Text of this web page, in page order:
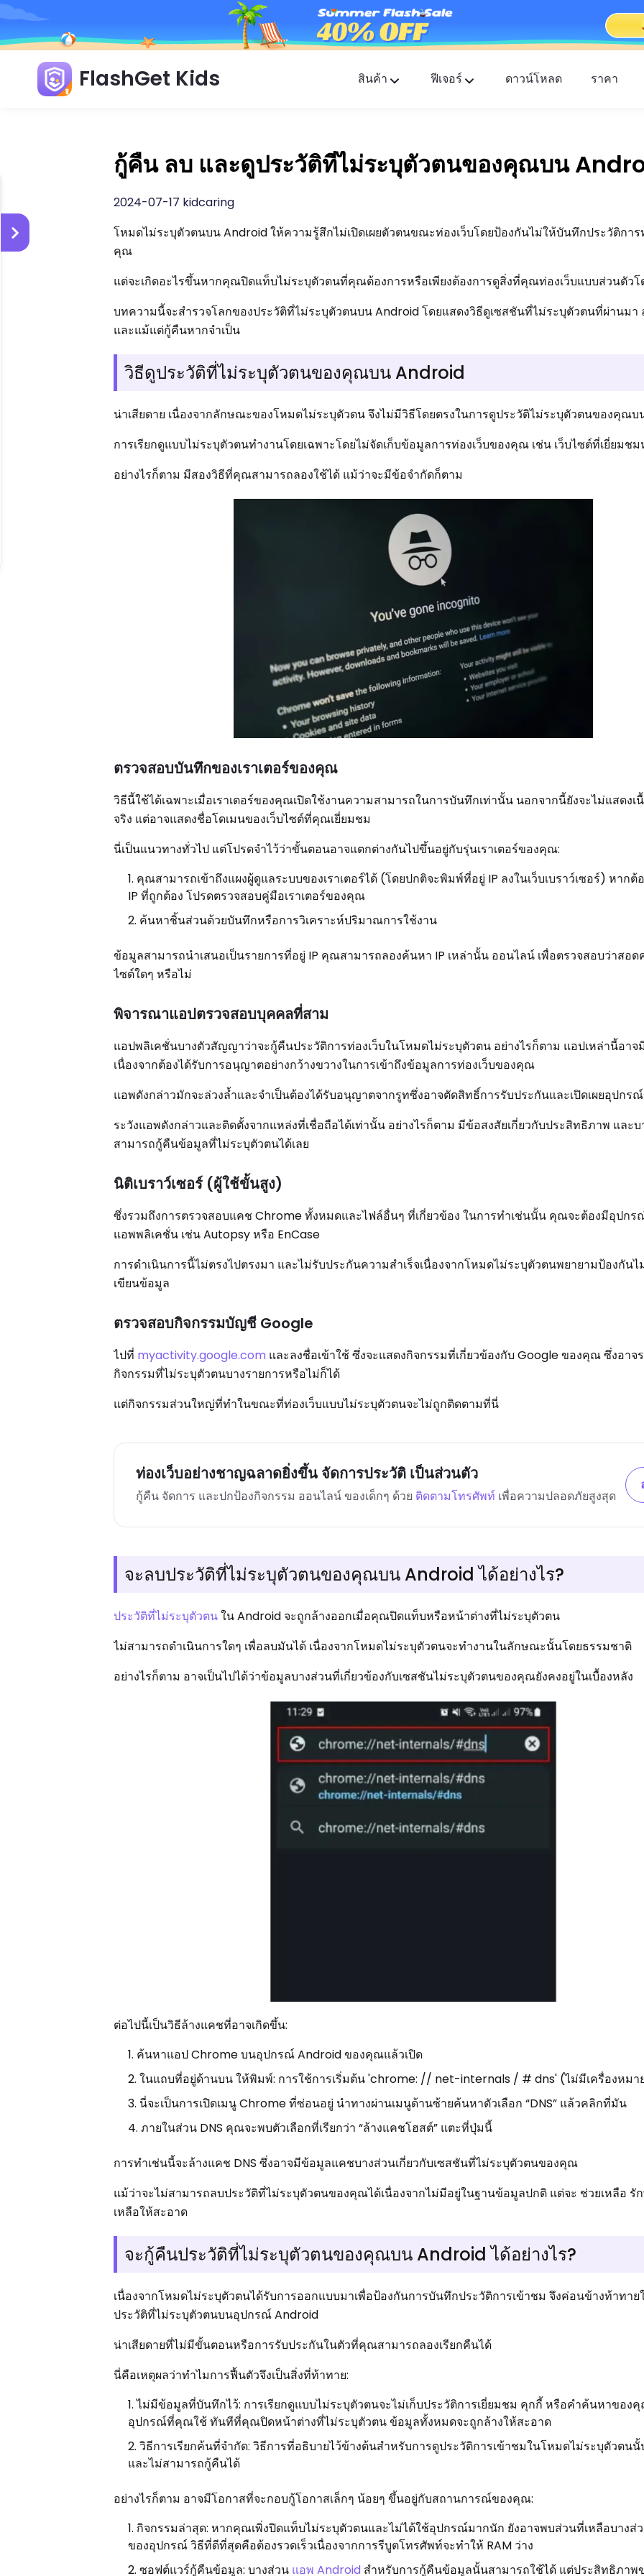
FlashGet Kids สินค้า
FlashGet Finder
ความปลอดภัยป้องกันการโจรกรรมของโทรศัพท์คุณ
ฟีเจอร์ ดาวน์โหลด ราคา
กู้คืน ลบ และดูประวัติที่ไม่ระบุตัวตนของคุณบน
2024-07-17 kidcaring
โหมดไม่ระบุตัวตนบน Android ให้ความรู้สึกไม่เปิดเผยตัวตนขณะท่องเว็บโดยป้องกันไม่ให้บันทึกประวัติการ
คุณ
แต่จะเกิดอะไรขึ้นหากคุณปิดแท็บไม่ระบุตัวตนที่คุณต้องการหรือเพียงต้องการดูสิ่งที่คุณท่องเว็บแบบส่วนตัวโ
บทความนี้จะสำรวจโลกของประวัติที่ไม่ระบุตัวตนบน Android โดยแสดงวิธีดูเซสชันที่ไม่ระบุตัวตนที่ผ่านมา
และแม้แต่กู้คืนหากจำเป็น
วิธีดูประวัติที่ไม่ระบุตัวตนของคุณบน Android
น่าเสียดาย เนื่องจากลักษณะของโหมดไม่ระบุตัวตน จึงไม่มีวิธีโดยตรงในการดูประวัติไม่ระบุตัวตนของคุณ
การเรียกดูแบบไม่ระบุตัวตนทำงานโดยเฉพาะโดยไม่จัดเก็บข้อมูลการท่องเว็บของคุณ เช่น เว็บไซต์ที่เยี่ยมช
อย่างไรก็ตาม มีสองวิธีที่คุณสามารถลองใช้ได้ แม้ว่าจะมีข้อจำกัดก็ตาม
ตรวจสอบบันทึกของเราเตอร์ของคุณ
วิธีนี้ใช้ได้เฉพาะเมื่อเราเตอร์ของคุณเปิดใช้งานความสามารถในการบันทึกเท่านั้น นอกจากนี้ยังจะไม่แสดงเ
จริง แต่อาจแสดงชื่อโดเมนของเว็บไซต์ที่คุณเยี่ยมชม
นี่เป็นแนวทางทั่วไป แต่โปรดจำไว้ว่าขั้นตอนอาจแตกต่างกันไปขึ้นอยู่กับรุ่นเราเตอร์ของคุณ:
คุณสามารถเข้าถึงแผงผู้ดูแลระบบของเราเตอร์ได้ (โดยปกติจะพิมพ์ที่อยู่ IP ลงในเว็บเบราว์เซอร์) หากต้
IP ที่ถูกต้อง โปรดตรวจสอบคู่มือเราเตอร์ของคุณ
ค้นหาชิ้นส่วนด้วยบันทึกหรือการวิเคราะห์ปริมาณการใช้งาน
ข้อมูลสามารถนำเสนอเป็นรายการที่อยู่ IP คุณสามารถลองค้นหา IP เหล่านั้น ออนไลน์ เพื่อตรวจสอบว่าสอด
ไซต์ใดๆ หรือไม่
พิจารณาแอปตรวจสอบบุคคลที่สาม
แอปพลิเคชั่นบางตัวสัญญาว่าจะกู้คืนประวัติการท่องเว็บในโหมดไม่ระบุตัวตน อย่างไรก็ตาม แอปเหล่านี้อาจ
เนื่องจากต้องได้รับการอนุญาตอย่างกว้างขวางในการเข้าถึงข้อมูลการท่องเว็บของคุณ
แอพดังกล่าวมักจะล่วงล้ำและจำเป็นต้องได้รับอนุญาตจากรูทซึ่งอาจตัดสิทธิ์การรับประกันและเปิดเผยอุปก
ระวังแอพดังกล่าวและติดตั้งจากแหล่งที่เชื่อถือได้เท่านั้น อย่างไรก็ตาม มีข้อสงสัยเกี่ยวกับประสิทธิภาพ และบ
สามารถกู้คืนข้อมูลที่ไม่ระบุตัวตนได้เลย
นิติเบราว์เซอร์ (ผู้ใช้ขั้นสูง)
ซึ่งรวมถึงการตรวจสอบแคช Chrome ทั้งหมดและไฟล์อื่นๆ ที่เกี่ยวข้อง ในการทำเช่นนั้น คุณจะต้องมีอุปกร
แอพพลิเคชั่น เช่น Autopsy หรือ EnCase
การดำเนินการนี้ไม่ตรงไปตรงมา และไม่รับประกันความสำเร็จเนื่องจากโหมดไม่ระบุตัวตนพยายามป้องกัน
เขียนข้อมูล
ตรวจสอบกิจกรรมบัญชี Google
ไปที่ myactivity.google.com และลงชื่อเข้าใช้ ซึ่งจะแสดงกิจกรรมที่เกี่ยวข้องกับ Google ของคุณ ซึ่งอาจ
กิจกรรมที่ไม่ระบุตัวตนบางรายการหรือไม่ก็ได้
แต่กิจกรรมส่วนใหญ่ที่ทำในขณะที่ท่องเว็บแบบไม่ระบุตัวตนจะไม่ถูกติดตามที่นี่
ท่องเว็บอย่างชาญฉลาดยิ่งขึ้น จัดการประวัติ เป็นส่วนตัว
กู้คืน จัดการ และปกป้องกิจกรรม ออนไลน์ ของเด็กๆ ด้วย ติดตามโทรศัพท์ เพื่อความปลอดภัยสูงสุด
จะลบประวัติที่ไม่ระบุตัวตนของคุณบน Android ได้อย่างไร?
ประวัติที่ไม่ระบุตัวตนใน Android จะถูกล้างออกเมื่อคุณปิดแท็บหรือหน้าต่างที่ไม่ระบุตัวตน
ไม่สามารถดำเนินการใดๆ เพื่อลบมันได้ เนื่องจากโหมดไม่ระบุตัวตนจะทำงานในลักษณะนั้นโดยธรรมชาติ
อย่างไรก็ตาม อาจเป็นไปได้ว่าข้อมูลบางส่วนที่เกี่ยวข้องกับเซสชันไม่ระบุตัวตนของคุณยังคงอยู่ในเบื้องหลัง
ต่อไปนี้เป็นวิธีล้างแคชที่อาจเกิดขึ้น:
ค้นหาแอป Chrome บนอุปกรณ์ Android ของคุณแล้วเปิด
ในแถบที่อยู่ด้านบน ให้พิมพ์: การใช้การเริ่มต้น 'chrome: // net-internals / # dns' (ไม่มีเครื่องหม
นี่จะเป็นการเปิดเมนู Chrome ที่ซ่อนอยู่ นำทางผ่านเมนูด้านซ้ายค้นหาตัวเลือก “DNS” แล้วคลิกที่มัน
ภายในส่วน DNS คุณจะพบตัวเลือกที่เรียกว่า “ล้างแคชโฮสต์” แตะที่ปุ่มนี้
การทำเช่นนี้จะล้างแคช DNS ซึ่งอาจมีข้อมูลแคชบางส่วนเกี่ยวกับเซสชันที่ไม่ระบุตัวตนของคุณ
แม้ว่าจะไม่สามารถลบประวัติที่ไม่ระบุตัวตนของคุณได้เนื่องจากไม่มีอยู่ในฐานข้อมูลปกติ แต่จะ ช่วยเหลือ รั
เหลือให้สะอาด
จะกู้คืนประวัติที่ไม่ระบุตัวตนของคุณบน Android ได้อย่างไร?
เนื่องจากโหมดไม่ระบุตัวตนได้รับการออกแบบมาเพื่อป้องกันการบันทึกประวัติการเข้าชม จึงค่อนข้างท้าทา
ประวัติที่ไม่ระบุตัวตนบนอุปกรณ์ Android
น่าเสียดายที่ไม่มีขั้นตอนหรือการรับประกันในตัวที่คุณสามารถลองเรียกคืนได้
นี่คือเหตุผลว่าทำไมการฟื้นตัวจึงเป็นสิ่งที่ท้าทาย:
ไม่มีข้อมูลที่บันทึกไว้: การเรียกดูแบบไม่ระบุตัวตนจะไม่เก็บประวัติการเยี่ยมชม คุกกี้ หรือคำค้นหาของ
อุปกรณ์ที่คุณใช้ ทันทีที่คุณปิดหน้าต่างที่ไม่ระบุตัวตน ข้อมูลทั้งหมดจะถูกล้างให้สะอาด
วิธีการเรียกค้นที่จำกัด: วิธีการที่อธิบายไว้ข้างต้นสำหรับการดูประวัติการเข้าชมในโหมดไม่ระบุตัวตนนั้
และไม่สามารถกู้คืนได้
อย่างไรก็ตาม อาจมีโอกาสที่จะกอบกู้โอกาสเล็กๆ น้อยๆ ขึ้นอยู่กับสถานการณ์ของคุณ:
กิจกรรมล่าสุด: หากคุณเพิ่งปิดแท็บไม่ระบุตัวตนและไม่ได้ใช้อุปกรณ์มากนัก ยังอาจพบส่วนที่เหลือบางส่
ของอุปกรณ์ วิธีที่ดีที่สุดคือต้องรวดเร็วเนื่องจากการรีบูตโทรศัพท์จะทำให้ RAM ว่าง
ซอฟต์แวร์กู้คืนข้อมูล: บางส่วน แอพ Android สำหรับการกู้คืนข้อมูลนั้นสามารถใช้ได้ แต่ประสิทธิภาพ